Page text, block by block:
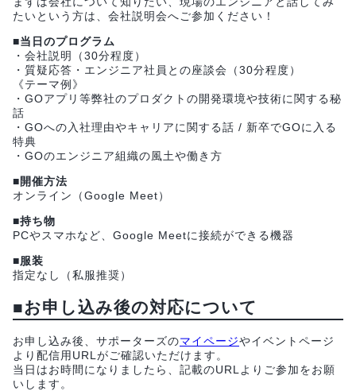
たいという方は、会社説明会へご参加ください！
■当日のプログラム
・会社説明（30分程度）
・質疑応答・エンジニア社員との座談会（30分程度）
《テーマ例》
・GOアプリ等弊社のプロダクトの開発環境や技術に関する秘
話
・GOへの入社理由やキャリアに関する話 / 新卒でGOに入る
特典
・GOのエンジニア組織の風土や働き方
■開催方法
オンライン（Google Meet）
■持ち物
PCやスマホなど、Google Meetに接続ができる機器
■服装
指定なし（私服推奨）
■お申し込み後の対応について
お申し込み後、サポーターズのマイページやイベントページ
より配信用URLがご確認いただけます。
当日はお時間になりましたら、記載のURLよりご参加をお願
いします。